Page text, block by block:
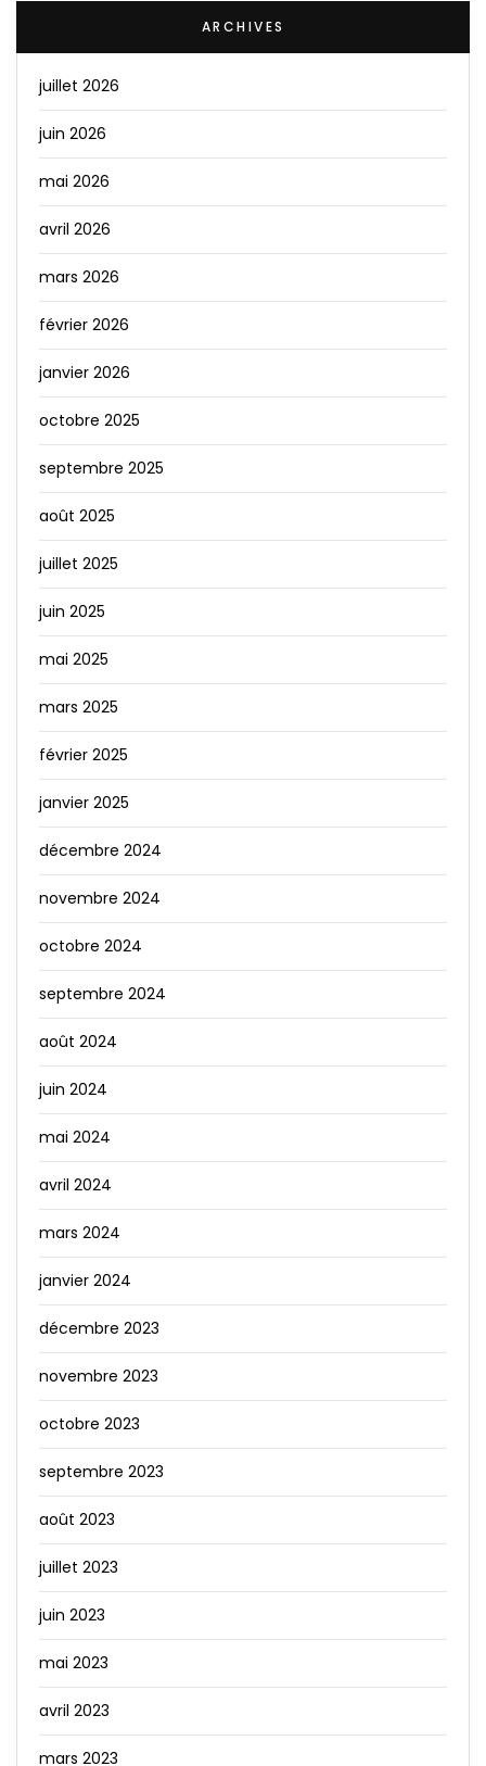
ARCHIVES
juillet 2026
juin 2026
mai 2026
avril 2026
mars 2026
février 2026
janvier 2026
octobre 2025
septembre 2025
août 2025
juillet 2025
juin 2025
mai 2025
mars 2025
février 2025
janvier 2025
décembre 2024
novembre 2024
octobre 2024
septembre 2024
août 2024
juin 2024
mai 2024
avril 2024
mars 2024
janvier 2024
décembre 2023
novembre 2023
octobre 2023
septembre 2023
août 2023
juillet 2023
juin 2023
mai 2023
avril 2023
mars 2023